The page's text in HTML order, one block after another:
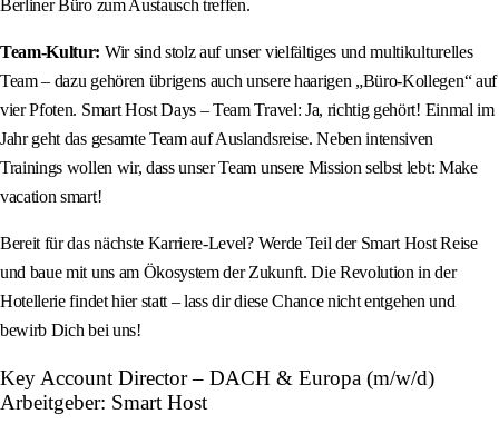
Berliner Büro zum Austausch treffen.
Team‑Kultur: Wir sind stolz auf unser vielfältiges und multikulturelles
Team – dazu gehören übrigens auch unsere haarigen „Büro‑Kollegen“ auf
vier Pfoten. Smart Host Days – Team Travel: Ja, richtig gehört! Einmal im
Jahr geht das gesamte Team auf Auslandsreise. Neben intensiven
Trainings wollen wir, dass unser Team unsere Mission selbst lebt: Make
vacation smart!
Bereit für das nächste Karriere‑Level? Werde Teil der Smart Host Reise
und baue mit uns am Ökosystem der Zukunft. Die Revolution in der
Hotellerie findet hier statt – lass dir diese Chance nicht entgehen und
bewirb Dich bei uns!
Key Account Director – DACH & Europa (m/w/d)
Arbeitgeber: Smart Host